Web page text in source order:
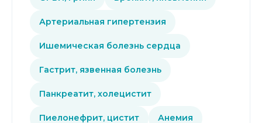
Артериальная гипертензия
Ишемическая болезнь сердца
Гастрит, язвенная болезнь
Панкреатит, холецистит
Пиелонефрит, цистит Анемия